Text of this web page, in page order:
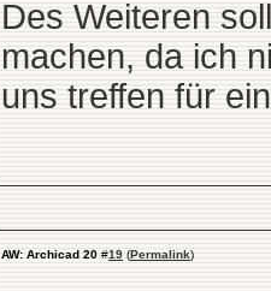
Des Weiteren
machen, da ich
uns treffen für
AW: Archicad 20 #19 (Permalink)